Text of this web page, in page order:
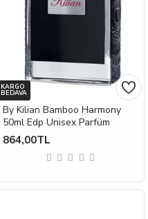
KARGO
BEDAVA
By Kilian Bamboo Harmony
50ml Edp Unisex Parfüm
864,00TL